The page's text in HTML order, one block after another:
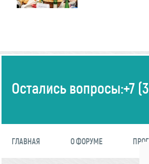
Остались вопросы:+7
ГЛАВНАЯ О ФОРУМЕ